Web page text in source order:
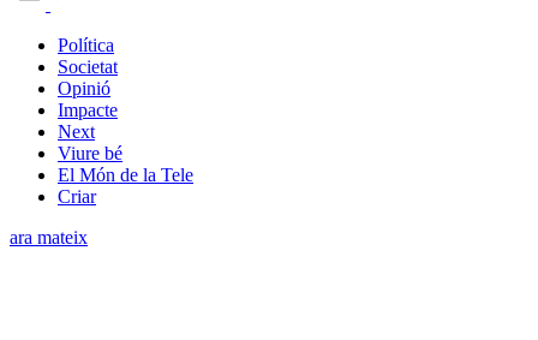
Política
Societat
Opinió
Impacte
Next
Viure bé
El Món de la Tele
Criar
ara mateix